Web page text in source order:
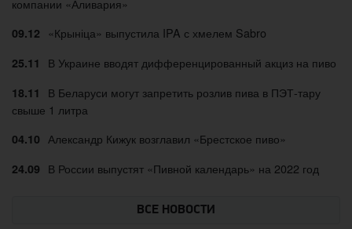
компании «Аливария»
09.12 «Крыніца» выпустила IPA с хмелем Sabro
25.11 В Украине вводят дифференцированный акциз на пиво
18.11
В Беларуси могут запретить розлив пива в ПЭТ-тару
свыше 1 литра
04.10 Александр Кижук возглавил «Брестское пиво»
24.09 В России выпустят «Пивной календарь» на 2022 год
ВСЕ НОВОСТИ